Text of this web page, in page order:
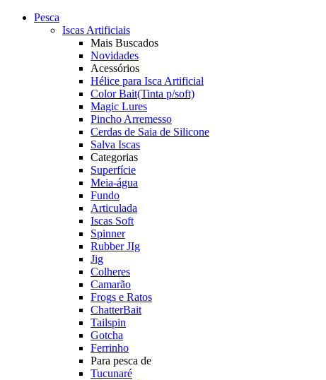
Pesca
Iscas Artificiais
Mais Buscados
Novidades
Acessórios
Hélice para Isca Artificial
Color Bait(Tinta p/soft)
Magic Lures
Pincho Arremesso
Cerdas de Saia de Silicone
Salva Iscas
Categorias
Superfície
Meia-água
Fundo
Articulada
Iscas Soft
Spinner
Rubber JIg
Jig
Colheres
Camarão
Frogs e Ratos
ChatterBait
Tailspin
Gotcha
Ferrinho
Para pesca de
Tucunaré